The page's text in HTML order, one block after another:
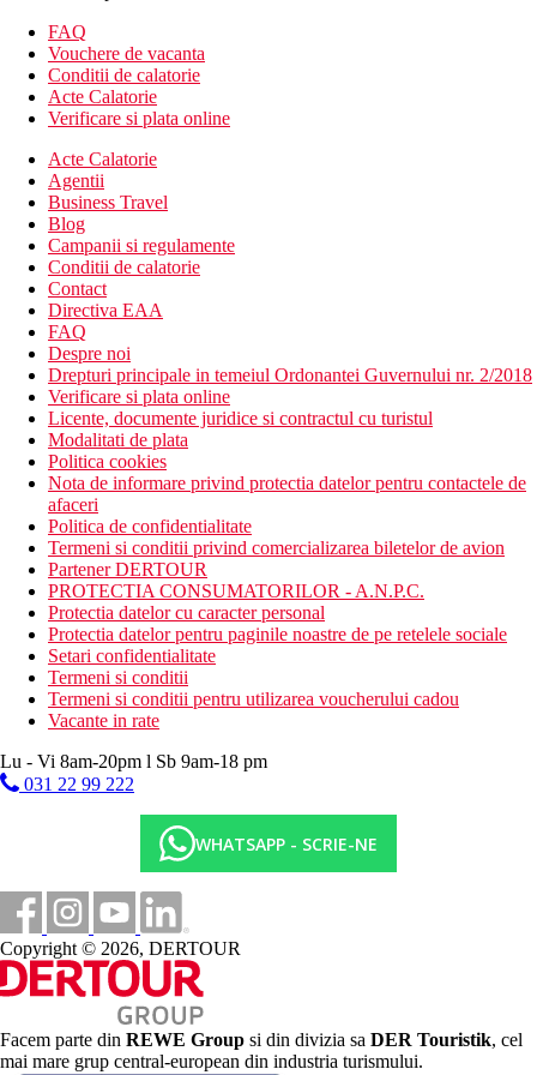
Difuzoare Bluetooth
Telefon
Seif
Aer conditionat cu control individual
Serviciu zilnic de menaj
Schimbarea prosoapelor la cererea oaspetilor
Schimbarea lenjeriei o data pe saptamana
Descrierea hotelului
Hotelul dispune de:
receptie
gradina
terasa
Wi-Fi: in tot hotelul, inclus in pret
magazine
coafor
spalatorie: contra cost
parcare: in functie de disponibilitate
sala de conferinte
Descrierea plajei
direct pe plaja lunga si lata
nisipoasa si pietris
coborare abrupta
sezlonguri / umbrele de soare
prosoape de plaja incluse
bar pe plaja
ponton
Activitati sportive gratuite
animatori
loc de joaca
sala de sport: zilnic
pilates
stretching
yoga
fotbal
volei pe plaja
2 terenuri de tenis
iluminat teren de tenis
inchiriere echipament de tenis
piscine pentru adulti si copii
FAQ
Vouchere de vacanta
Conditii de calatorie
Acte Calatorie
Verificare si plata online
Acte Calatorie
Agentii
Business Travel
Blog
Campanii si regulamente
Conditii de calatorie
Contact
Directiva EAA
FAQ
Despre noi
Drepturi principale in temeiul Ordonantei Guvernului nr. 2/2018
Verificare si plata online
Licente, documente juridice si contractul cu turistul
Modalitati de plata
Politica cookies
Nota de informare privind protectia datelor pentru contactele de
afaceri
Politica de confidentialitate
Termeni si conditii privind comercializarea biletelor de avion
Partener DERTOUR
PROTECTIA CONSUMATORILOR - A.N.P.C.
Protectia datelor cu caracter personal
Protectia datelor pentru paginile noastre de pe retelele sociale
Setari confidentialitate
Termeni si conditii
Termeni si conditii pentru utilizarea voucherului cadou
Vacante in rate
Lu - Vi 8am-20pm l Sb 9am-18 pm
031 22 99 222
WHATSAPP - SCRIE-NE
Copyright © 2026, DERTOUR
Facem parte din REWE Group si din divizia sa DER Touristik, cel
mai mare grup central-european din industria turismului.